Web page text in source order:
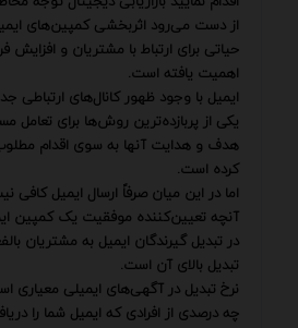
از دست می‌رود اثربخشی کمپین‌های
حیاتی برای ارتباط با مشتریان و
اهمیت یافته است.
ایمیل با وجود ظهور کانال‌های ارتباطی
یکی از پربازده‌ترین روش‌ها برای تعامل
هدف و هدایت آنها به سوی اقدام
کرده است.
اما در این میان صرفاً ارسال ایمیل کافی
آنچه تعیین‌کننده موفقیت یک کمپین
در تبدیل گیرندگان ایمیل به مشتریان
تبدیل بالای آن است.
نرخ تبدیل در آگهی‌های ایمیلی
چه درصدی از افرادی که ایمیل شما را